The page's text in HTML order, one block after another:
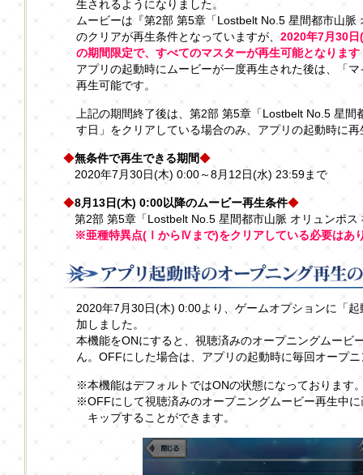
生されるようになりました。
ムービーは『第2部 第5章「Lostbelt No.5 星間都市山脈
のクリアが再生条件となっていますが、2020年7月30
の期間限定で、すべてのマスターが再生可能となります
アプリの起動時にムービーが一度再生された後は、「
再生可能です。
上記の期間終了後は、第2部 第5章「Lostbelt No.5 星間
す日」をクリアしている場合のみ、アプリの起動時に
◆無条件で再生できる期間◆
2020年7月30日(木) 0:00～8月12日(水) 23:59まで
◆8月13日(木) 0:00以降のムービー再生条件◆
第2部 第5章「Lostbelt No.5 星間都市山脈 オリュンポ
※亜種特異点(ⅠからⅣまで)をクリアしている必要はあ
2020年7月30日(木) 0:00より、ゲームオプションに「
加しました。
本機能をONにすると、視聴済みのオープニングムービ
ん。OFFにした場合は、アプリの起動時に毎回オープ
※本機能はデフォルトではONの状態になっております
※OFFにして視聴済みのオープニングムービー再生中
キップすることができます。